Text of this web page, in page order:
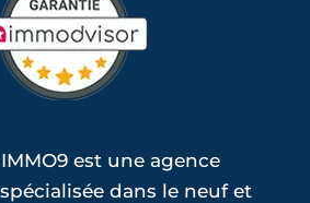
est une agence
dans le neuf et